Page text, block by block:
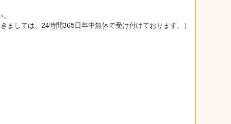
ましては、24時間365日年中無休で受け付けております。）